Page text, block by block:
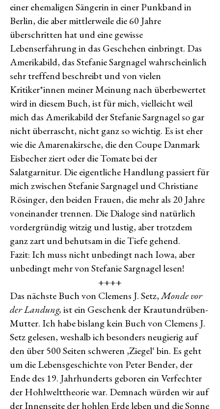
einer ehemaligen Sängerin in einer Punkband in
Berlin, die aber mittlerweile die 60 Jahre
überschritten hat und eine gewisse
Lebenserfahrung in das Geschehen einbringt. Das
Amerikabild, das Stefanie Sargnagel wahrscheinlich
sehr treffend beschreibt und von vielen
Kritiker*innen meiner Meinung nach überbewertet
wird in diesem Buch, ist für mich, vielleicht weil
mich das Amerikabild der Stefanie Sargnagel so gar
nicht überrascht, nicht ganz so wichtig. Es ist eher
wie die Amarenakirsche, die den Coupe Danmark
Eisbecher ziert oder die Tomate bei der
Salatgarnitur. Die eigentliche Handlung passiert für
mich zwischen Stefanie Sargnagel und Christiane
Rösinger, den beiden Frauen, die mehr als 20 Jahre
voneinander trennen. Die Dialoge sind natürlich
vordergründig witzig und lustig, aber trotzdem
ganz zart und behutsam in die Tiefe gehend.
Fazit: Ich muss nicht unbedingt nach Iowa, aber
unbedingt mehr von Stefanie Sargnagel lesen!
++++
Das nächste Buch von Clemens J. Setz,Monde vor
der Landung,ist ein Geschenk der Krautundrüben-
Mutter. Ich habe bislang kein Buch von Clemens J.
Setz gelesen, weshalb ich besonders neugierig auf
den über 500 Seiten schweren ‚Ziegel‘ bin. Es geht
um die Lebensgeschichte von Peter Bender, der
Ende des 19. Jahrhunderts geboren ein Verfechter
der Hohlwelttheorie war. Demnach würden wir auf
der Innenseite der hohlen Erde leben und die Sonne